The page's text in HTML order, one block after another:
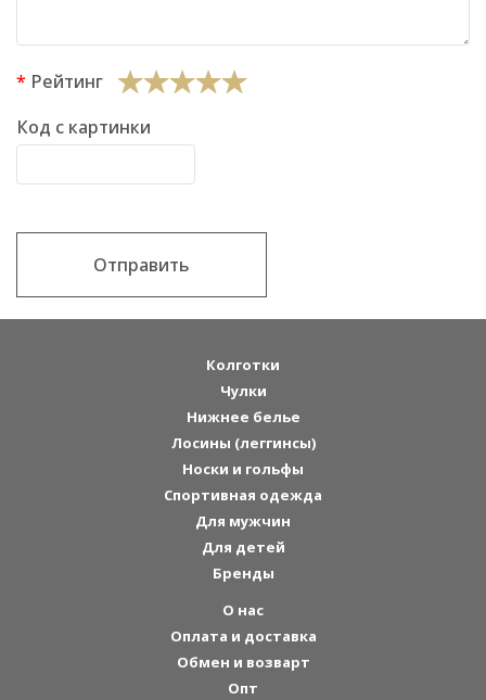
Рейтинг
Код с картинки
Отправить
Колготки
Чулки
Нижнее белье
Лосины (леггинсы)
Носки и гольфы
Спортивная одежда
Для мужчин
Для детей
Бренды
О нас
Оплата и доставка
Обмен и возварт
Опт